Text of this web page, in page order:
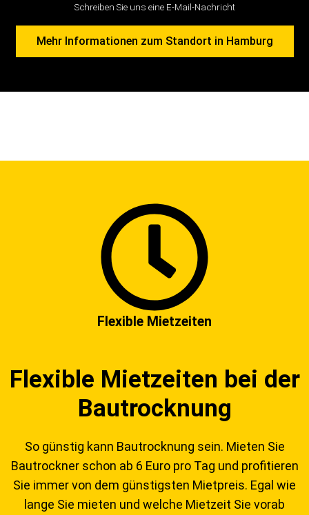
Schreiben Sie uns eine E-Mail-Nachricht
Mehr Informationen zum Standort in Hamburg
Flexible Mietzeiten
Flexible Mietzeiten bei der
Bautrocknung
So günstig kann Bautrocknung sein. Mieten Sie
Bautrockner schon ab 6 Euro pro Tag und profitieren
Sie immer von dem günstigsten Mietpreis. Egal wie
lange Sie mieten und welche Mietzeit Sie vorab